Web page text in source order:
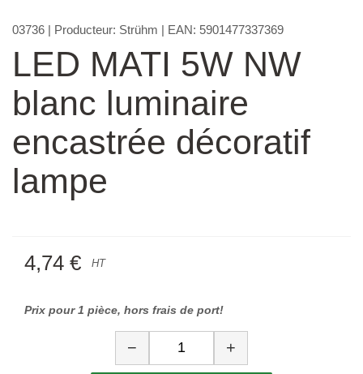
03736 | Producteur: Strühm | EAN: 5901477337369
LED MATI 5W NW
blanc luminaire
encastrée décoratif
lampe
4,74 € HT
Prix pour 1 pièce, hors frais de port!
Quantité
− +